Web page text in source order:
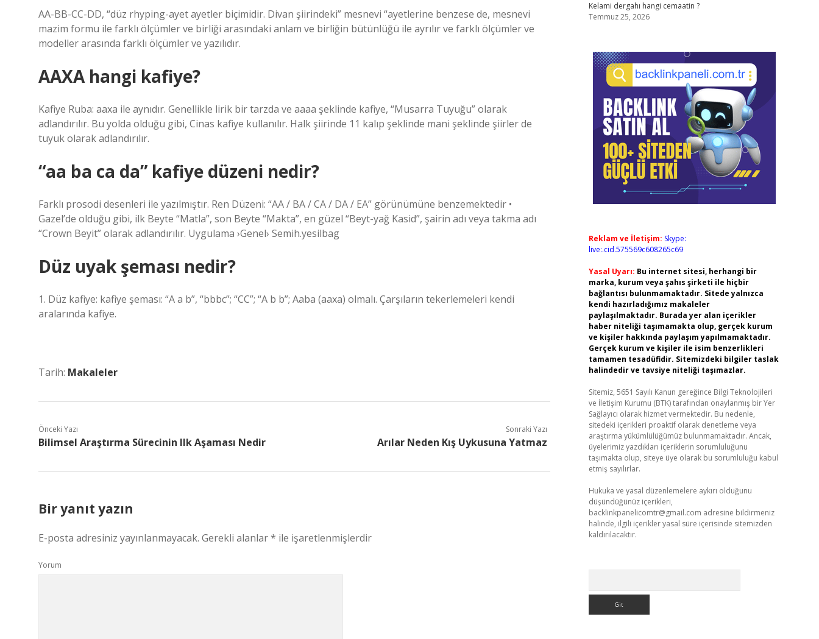
AA-BB-CC-DD, “düz rhyping-ayet ayetler biçimidir. Divan şiirindeki” mesnevi “ayetlerine benzese de, mesnevi
mazim formu ile farklı ölçümler ve birliği arasındaki anlam ve birliğin bütünlüğü ile ayrılır ve farklı ölçümler ve
modeller arasında farklı ölçümler ve yazılıdır.
AAXA hangi kafiye?
Kafiye Ruba: aaxa ile aynıdır. Genellikle lirik bir tarzda ve aaaa şeklinde kafiye, “Musarra Tuyuğu” olarak
adlandırılır. Bu yolda olduğu gibi, Cinas kafiye kullanılır. Halk şiirinde 11 kalıp şeklinde mani şeklinde şiirler de
tuyuk olarak adlandırılır.
“aa ba ca da” kafiye düzeni nedir?
Farklı prosodi desenleri ile yazılmıştır. Ren Düzeni: “AA / BA / CA / DA / EA” görünümüne benzemektedir •
Gazel’de olduğu gibi, ilk Beyte “Matla”, son Beyte “Makta”, en güzel “Beyt-yağ Kasid”, şairin adı veya takma adı
“Crown Beyit” olarak adlandırılır. Uygulama ›Genel› Semih.yesilbag
Düz uyak şeması nedir?
1. Düz kafiye: kafiye şeması: “A a b”, “bbbc”; “CC”; “A b b”; Aaba (aaxa) olmalı. Çarşıların tekerlemeleri kendi
aralarında kafiye.
Tarih: Makaleler
Önceki Yazı
Bilimsel Araştırma Sürecinin Ilk Aşaması Nedir
Sonraki Yazı
Arılar Neden Kış Uykusuna Yatmaz
Bir yanıt yazın
E-posta adresiniz yayınlanmayacak. Gerekli alanlar* ile işaretlenmişlerdir
Yorum
Kelami dergahı hangi cemaatin ?
Temmuz 25, 2026
Reklam ve İletişim: Skype:
live:.cid.575569c608265c69
Yasal Uyarı: Bu internet sitesi, herhangi bir
marka, kurum veya şahıs şirketi ile hiçbir
bağlantısı bulunmamaktadır. Sitede yalnızca
kendi hazırladığımız makaleler
paylaşılmaktadır. Burada yer alan içerikler
haber niteliği taşımamakta olup, gerçek kurum
ve kişiler hakkında paylaşım yapılmamaktadır.
Gerçek kurum ve kişiler ile isim benzerlikleri
tamamen tesadüfidir. Sitemizdeki bilgiler taslak
halindedir ve tavsiye niteliği taşımazlar.
Sitemiz, 5651 Sayılı Kanun gereğince Bilgi Teknolojileri
ve İletişim Kurumu (BTK) tarafından onaylanmış bir Yer
Sağlayıcı olarak hizmet vermektedir. Bu nedenle,
sitedeki içerikleri proaktif olarak denetleme veya
araştırma yükümlülüğümüz bulunmamaktadır. Ancak,
üyelerimiz yazdıkları içeriklerin sorumluluğunu
taşımakta olup, siteye üye olarak bu sorumluluğu kabul
etmiş sayılırlar.
Hukuka ve yasal düzenlemelere aykırı olduğunu
düşündüğünüz içerikleri,
backlinkpanelicomtr@gmail.com adresine bildirmeniz
halinde, ilgili içerikler yasal süre içerisinde sitemizden
kaldırılacaktır.